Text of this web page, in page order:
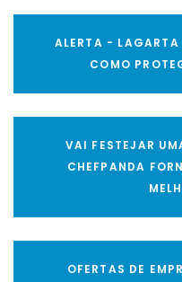
ALERTA -
COMO
VAI FESTEJAR
CHEFPANDA
OFERTAS DE